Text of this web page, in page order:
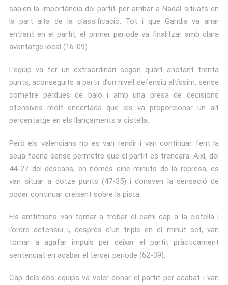
sabien la importància del partit per arribar a Nadal situats en
la part alta de la classificació. Tot i que Gandia va anar
entrant en el partit, el primer període va finalitzar amb clara
avantatge local (16-09).
L’equip va fer un extraordinari segon quart anotant trenta
punts, aconseguits a partir d’un nivell defensiu altíssim, sense
cometre pèrdues de baló i amb una presa de decisions
ofensives molt encertada que els va proporcionar un alt
percentatge en els llançaments a cistella.
Però els valencians no es van rendir i van continuar fent la
seua faena sense permetre que el partit es trencara. Així, del
44-27 del descans, en només cinc minuts de la represa, es
van situar a dotze punts (47-35) i donaven la sensació de
poder continuar creixent sobre la pista.
Els amfitrions van tornar a trobar el camí cap a la cistella i
l’ordre defensiu i, després d’un triple en el minut set, van
tornar a agafar impuls per deixar el partit pràcticament
sentenciat en acabar el tercer període (62-39).
Cap dels dos equips va voler donar el partit per acabat i van